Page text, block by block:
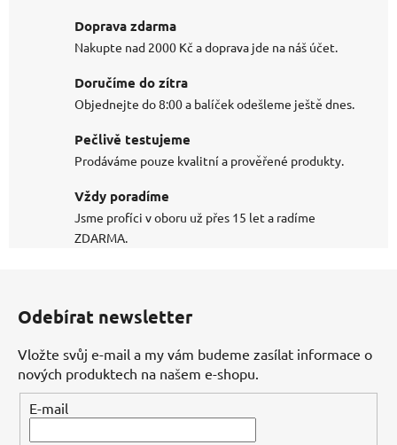
Doprava zdarma
Nakupte nad 2000 Kč a doprava jde na náš účet.
Doručíme do zítra
Objednejte do 8:00 a balíček odešleme ještě dnes.
Pečlivě testujeme
Prodáváme pouze kvalitní a prověřené produkty.
Vždy poradíme
Jsme profíci v oboru už přes 15 let a radíme
ZDARMA.
Odebírat newsletter
Vložte svůj e-mail a my vám budeme zasílat informace o
nových produktech na našem e-shopu.
E-mail